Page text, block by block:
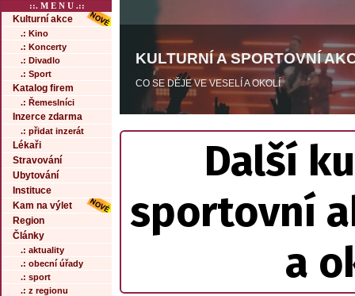
::. M E N U .::
Kulturní akce
.: Kino
.: Koncerty
.: Divadlo
.: Sport
Katalog firem
.: Řemeslníci
Inzerce zdarma
.: přidat inzerát
Lékaři
Stravování
Ubytování
Instituce
Kam na výlet
Region
Články
.: aktuality
.: obecní úřady
.: sport
.: z regionu
KULTURNÍ A SPORTOVNÍ
CO SE DĚJE VE VESELÍ A OKOLÍ
Další
sportovní
a